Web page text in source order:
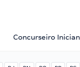
Concurseiro